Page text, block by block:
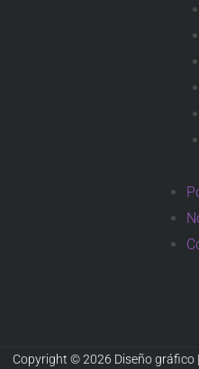
Copyright © 2026 Diseño gráfico